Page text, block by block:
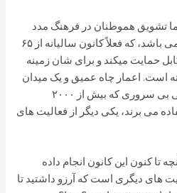
ما تشویق هموطنان در فرهنگ مدد
رسانی به یتیمان داخل کشور می باشد، که فعلاً کانون سالیانه از ۶۵
حمایت میکند و برای شان زمینه
است. اعمار چاه عمیق و یک میدان
ورزشی برای کودکان مکتب بی بی سروری که بیش از ۲۰۰۰
می برند، یکی دیگر از فعالیت های
تا کنون این کانون انجام داده
های دیگری است که آرزو داشتید تا